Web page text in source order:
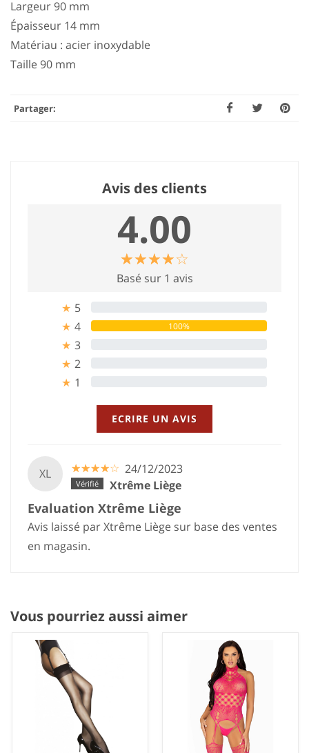
Largeur 90 mm
Épaisseur 14 mm
Matériau : acier inoxydable
Taille 90 mm
Partager:
Avis des clients
4.00
☆☆☆☆☆
★★★★★
Basé sur 1 avis
★ 5
★ 4 100%
★ 3
★ 2
★ 1
ECRIRE UN AVIS
XL ☆☆☆☆☆
★★★★★ 24/12/2023
Xtrême Liège
Evaluation Xtrême Liège
Avis laissé par Xtrême Liège sur base des ventes
en magasin.
Vous pourriez aussi aimer